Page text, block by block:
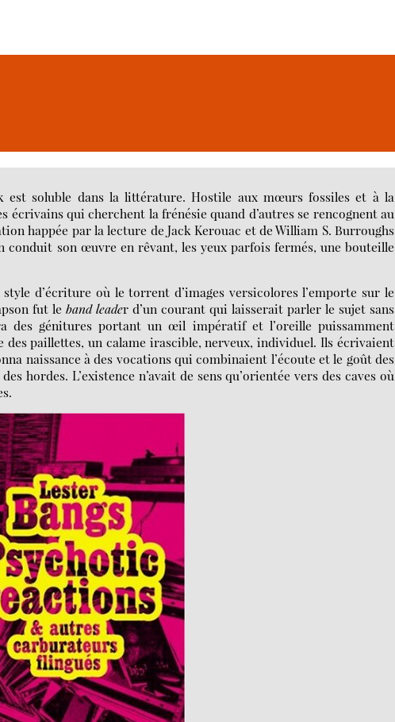
est soluble dans la littérature. Hostile aux mœurs fossiles et à la
écrivains qui cherchent la frénésie quand d’autres se rencognent au
happée par la lecture de Jack Kerouac et de William S. Burroughs
conduit son œuvre en rêvant, les yeux parfois fermés, une bouteille
d’écriture où le torrent d’images versicolores l’emporte sur le
fut leband leader d’un courant qui laisserait parler le sujet sans
des génitures portant un œil impératif et l’oreille puissamment
des paillettes, un calame irascible, nerveux, individuel. Ils écrivaient
naissance à des vocations qui combinaient l’écoute et le goût des
hordes. L’existence n’avait de sens qu’orientée vers des caves où